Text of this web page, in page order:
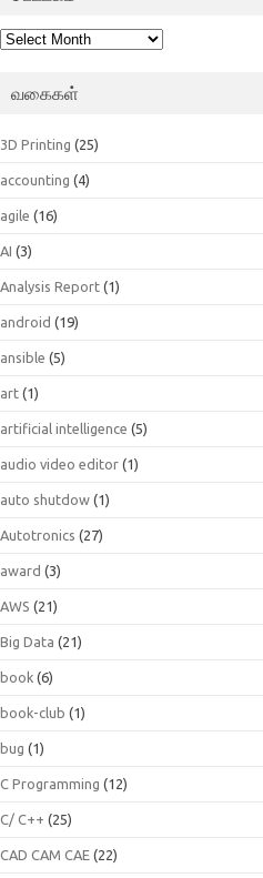
பெட்டகம்
வகைகள்
3D Printing (25)
accounting (4)
agile (16)
AI (3)
Analysis Report (1)
android (19)
ansible (5)
art (1)
artificial intelligence (5)
audio video editor (1)
auto shutdow (1)
Autotronics (27)
award (3)
AWS (21)
Big Data (21)
book (6)
book-club (1)
bug (1)
C Programming (12)
C/ C++ (25)
CAD CAM CAE (22)